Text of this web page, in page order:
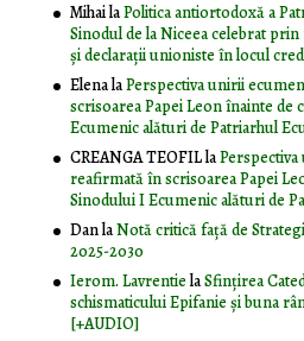
MihailaPolitica antiortodoxă a
Sinodul de la Niceea celebrat
și declarații unioniste în locul
ElenalaPerspectiva unirii
scrisoarea Papei Leon înainte de
Ecumenic alături de Patriarhul
CREANGA TEOFILla
reafirmată în scrisoarea Papei
Sinodului I Ecumenic alături de
DanlaNotă critică faţă de
2025-2030
Ierom. LavrentielaSfințirea
schismaticului Epifanie și buna
[+AUDIO]